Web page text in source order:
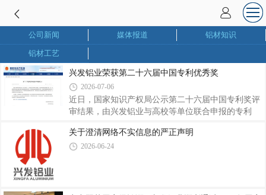
公司新闻 媒体报道 铝材知识
铝材工艺
兴发铝业荣获第二十六届中国专利优秀奖
2026-07-06
近日，国家知识产权局公示第二十六届中国专利奖评
审结果，由兴发铝业与高校等单位联合申报的专利
（专利号：ZL202111237502.2）获评中国专利优秀
奖。该专利针对铝合金耐腐蚀技术进行攻关，通过优
关于澄清网络不实信息的严正声明
2026-06-24